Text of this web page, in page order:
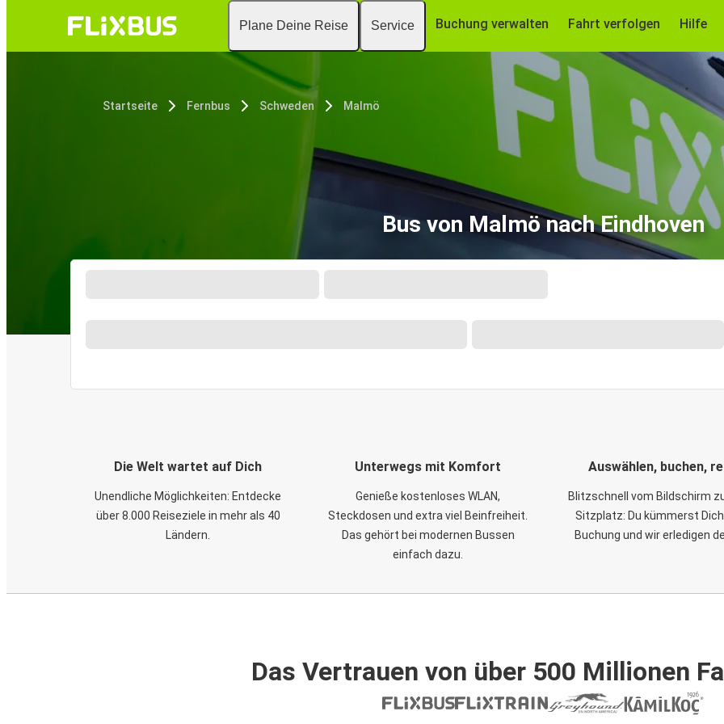
Plane Deine Reise Service Buchung verwalten Fahrt verfolgen Hilfe
Startseite Fernbus Schweden Malmö
Bus von Malmö nach Eindhoven
Die Welt wartet auf Dich
Unendliche Möglichkeiten: Entdecke
über 8.000 Reiseziele in mehr als 40
Ländern.
Unterwegs mit Komfort
Genieße kostenloses WLAN,
Steckdosen und extra viel Beinfreiheit.
Das gehört bei modernen Bussen
einfach dazu.
Auswählen, buchen,
Blitzschnell vom Bildschirm
Sitzplatz: Du kümmerst
Buchung und wir erledigen
Das Vertrauen von über 500 Millionen